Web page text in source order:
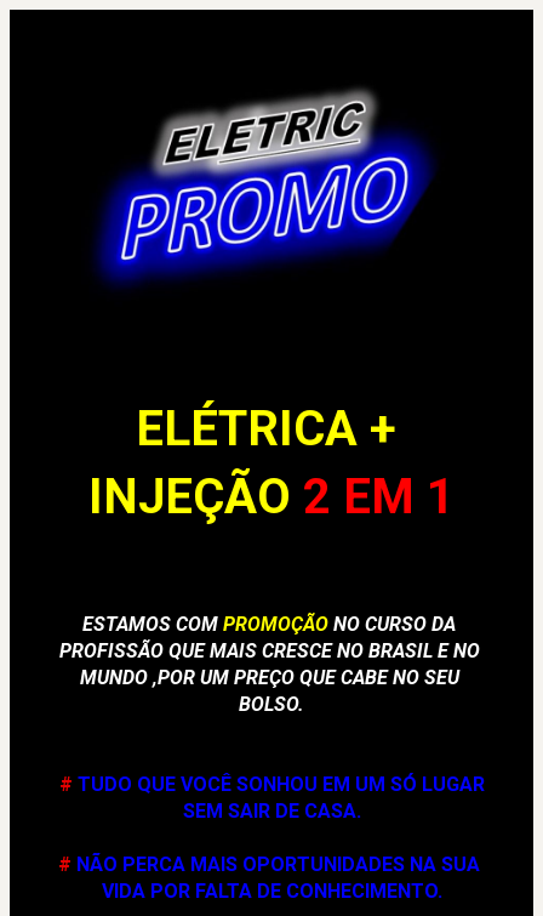
ELÉTRICA +
INJEÇÃO 2 EM 1
ESTAMOS COM PROMOÇÃO NO CURSO DA
PROFISSÃO QUE MAIS CRESCE NO BRASIL E NO
MUNDO ,POR UM PREÇO QUE CABE NO SEU
BOLSO.
# TUDO QUE VOCÊ SONHOU EM UM SÓ LUGAR
SEM SAIR DE CASA.
# NÃO PERCA MAIS OPORTUNIDADES NA SUA
VIDA POR FALTA DE CONHECIMENTO.